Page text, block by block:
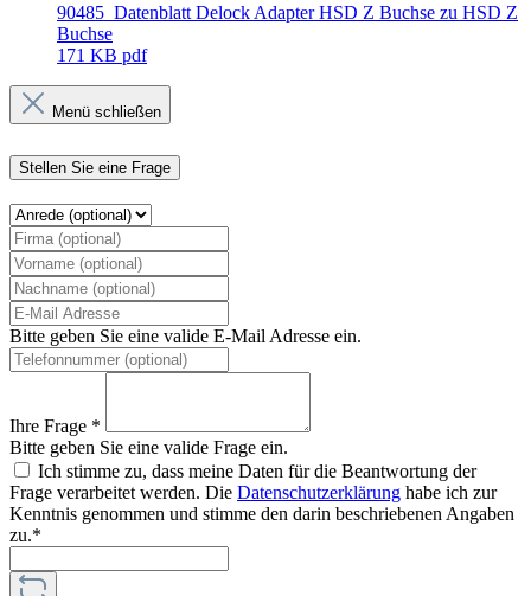
90485_Datenblatt Delock Adapter HSD Z Buchse zu HSD Z
Buchse
171 KB pdf
Menü schließen
Stellen Sie eine Frage
Bitte geben Sie eine valide E-Mail Adresse ein.
Ihre Frage *
Bitte geben Sie eine valide Frage ein.
Ich stimme zu, dass meine Daten für die Beantwortung der
Frage verarbeitet werden. Die Datenschutzerklärung habe ich zur
Kenntnis genommen und stimme den darin beschriebenen Angaben
zu.*